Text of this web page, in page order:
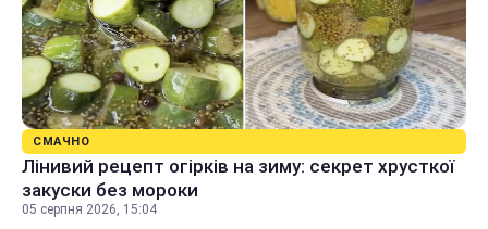
СМАЧНО
Лінивий рецепт огірків на зиму: секрет хрусткої
закуски без мороки
05 серпня 2026, 15:04